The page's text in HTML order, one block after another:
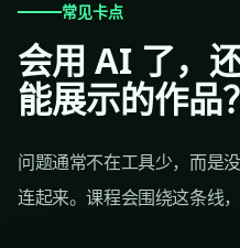
常见卡点
会用 AI 了，
能展示的作品？
问题通常不在工具少，而是
连起来。课程会围绕这条线